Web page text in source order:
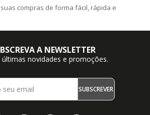
suas compras de forma fácil, rápida e
A NEWSLETTER
últimas novidades e promoções.
SUBSCREVER